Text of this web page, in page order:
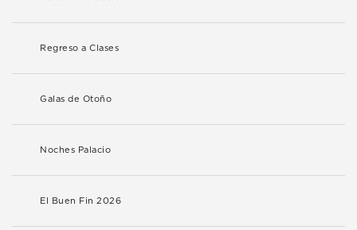
Regreso a Clases
Galas de Otoño
Noches Palacio
El Buen Fin 2026